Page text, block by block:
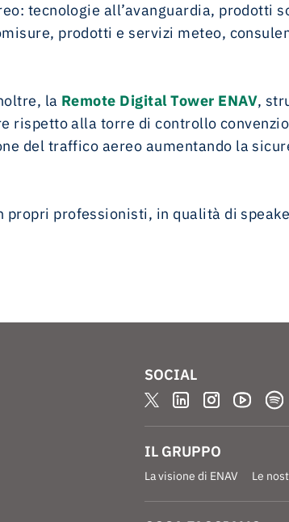
tecnologie all’avanguardia, prodotti
prodotti e servizi meteo,
la Remote Digital Tower ENAV,
rispetto alla torre di controllo
del traffico aereo aumentando la
propri professionisti, in qualità di
SOCIAL
IL GRUPPO
La visione di ENAV Le